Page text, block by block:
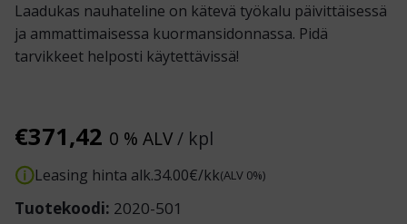
Laadukas nauhateline on kätevä työkalu päivittäisessä
ja ammattimaisessa kuormansidonnassa. Pidä
tarvikkeet helposti käytettävissä!
€371,42 0 % ALV/ kpl
Leasing hinta alk.34.00€/kk(ALV 0%)
Tuotekoodi: 2020-501